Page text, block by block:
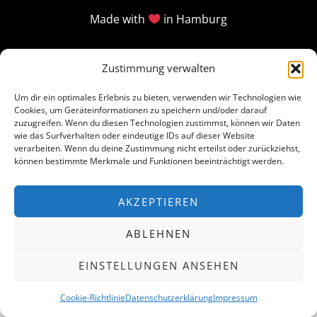
Zustimmung verwalten
Um dir ein optimales Erlebnis zu bieten, verwenden wir Technologien wie
Cookies, um Geräteinformationen zu speichern und/oder darauf
zuzugreifen. Wenn du diesen Technologien zustimmst, können wir Daten
wie das Surfverhalten oder eindeutige IDs auf dieser Website
verarbeiten. Wenn du deine Zustimmung nicht erteilst oder zurückziehst,
können bestimmte Merkmale und Funktionen beeinträchtigt werden.
AKZEPTIEREN
ABLEHNEN
EINSTELLUNGEN ANSEHEN
Cookie-RichtlinieDatenschutzerklärungImpressum
Made with in Hamburg